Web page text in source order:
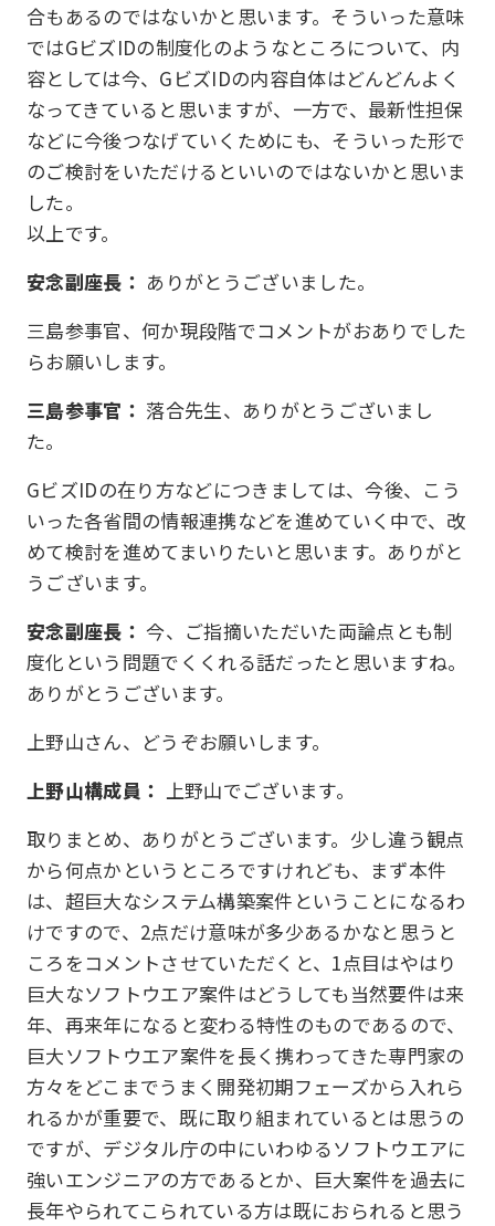
合もあるのではないかと思います。そういった意味
ではGビズIDの制度化のようなところについて、内
容としては今、GビズIDの内容自体はどんどんよく
なってきていると思いますが、一方で、最新性担保
などに今後つなげていくためにも、そういった形で
のご検討をいただけるといいのではないかと思いま
した。
以上です。
安念副座長： ありがとうございました。
三島参事官、何か現段階でコメントがおありでした
らお願いします。
三島参事官： 落合先生、ありがとうございまし
た。
GビズIDの在り方などにつきましては、今後、こう
いった各省間の情報連携などを進めていく中で、改
めて検討を進めてまいりたいと思います。ありがと
うございます。
安念副座長： 今、ご指摘いただいた両論点とも制
度化という問題でくくれる話だったと思いますね。
ありがとうございます。
上野山さん、どうぞお願いします。
上野山構成員： 上野山でございます。
取りまとめ、ありがとうございます。少し違う観点
から何点かというところですけれども、まず本件
は、超巨大なシステム構築案件ということになるわ
けですので、2点だけ意味が多少あるかなと思うと
ころをコメントさせていただくと、1点目はやはり
巨大なソフトウエア案件はどうしても当然要件は来
年、再来年になると変わる特性のものであるので、
巨大ソフトウエア案件を長く携わってきた専門家の
方々をどこまでうまく開発初期フェーズから入れら
れるかが重要で、既に取り組まれているとは思うの
ですが、デジタル庁の中にいわゆるソフトウエアに
強いエンジニアの方であるとか、巨大案件を過去に
長年やられてこられている方は既におられると思う